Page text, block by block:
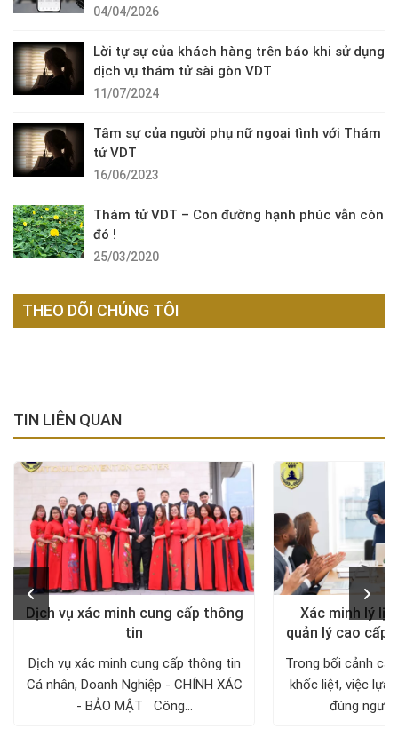
04/04/2026
Lời tự sự của khách hàng trên báo khi sử dụng
dịch vụ thám tử sài gòn VDT
11/07/2024
Tâm sự của người phụ nữ ngoại tình với Thám
tử VDT
16/06/2023
Thám tử VDT – Con đường hạnh phúc vẫn còn
đó !
25/03/2020
THEO DÕI CHÚNG TÔI
TIN LIÊN QUAN
Dịch vụ xác minh cung cấp thông
tin
Dịch vụ xác minh cung cấp thông tin
Cá nhân, Doanh Nghiệp - CHÍNH XÁC
- BẢO MẬT Công...
Xác minh lý
quản lý cao cấp
Trong bối cảnh
khốc liệt, việc lựa
đúng